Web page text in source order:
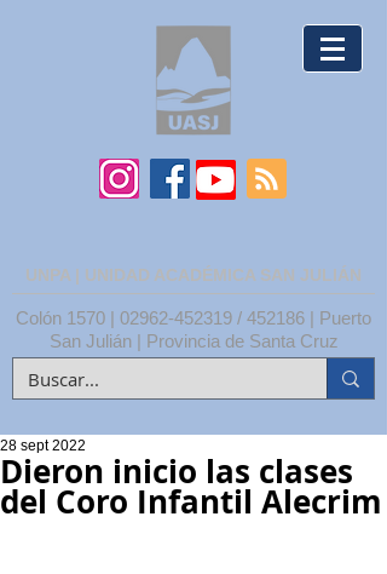
UNPA | UNIDAD ACADÉMICA SAN JULIÁN
Colón 1570 | 02962-452319 / 452186 | Puerto
San Julián | Provincia de Santa Cruz
Dieron inicio las clases
del Coro Infantil Alecrim
28 sept 2022